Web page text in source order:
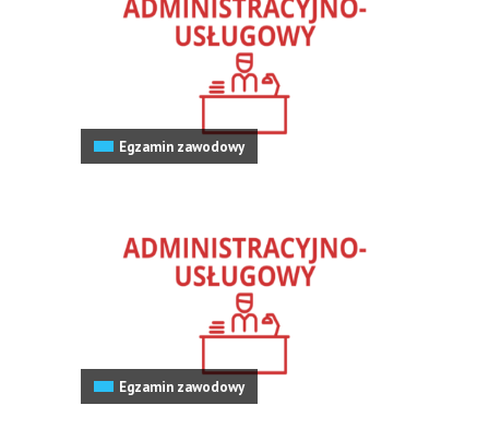
Egzamin zawodowy
Egzamin zawodowy